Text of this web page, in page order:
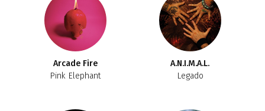
Arcade Fire
Pink Elephant
A.N.I.M.A.L.
Legado